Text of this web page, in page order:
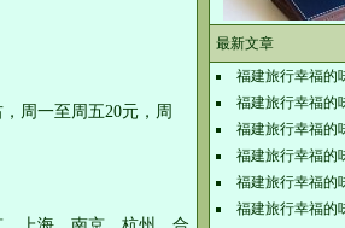
周一至周五20元，周
最新文章
福建旅行幸福的
福建旅行幸福的
福建旅行幸福的
福建旅行幸福的
福建旅行幸福的
福建旅行幸福的